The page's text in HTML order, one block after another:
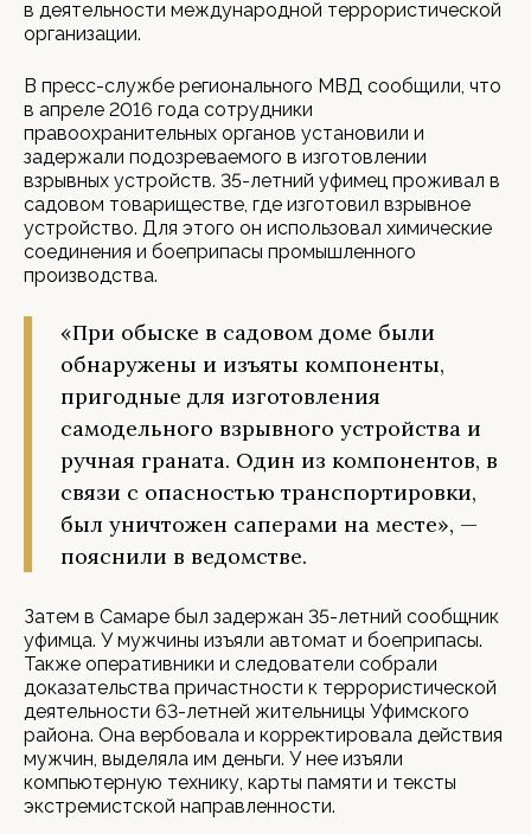
в деятельности международной террористической
организации.
В пресс-службе регионального МВД сообщили, что
в апреле 2016 года сотрудники
правоохранительных органов установили и
задержали подозреваемого в изготовлении
взрывных устройств. 35-летний уфимец проживал в
садовом товариществе, где изготовил взрывное
устройство. Для этого он использовал химические
соединения и боеприпасы промышленного
производства.
«При обыске в садовом доме были
обнаружены и изъяты компоненты,
пригодные для изготовления
самодельного взрывного устройства и
ручная граната. Один из компонентов, в
связи с опасностью транспортировки,
был уничтожен саперами на месте», —
пояснили в ведомстве.
Затем в Самаре был задержан 35-летний сообщник
уфимца. У мужчины изъяли автомат и боеприпасы.
Также оперативники и следователи собрали
доказательства причастности к террористической
деятельности 63-летней жительницы Уфимского
района. Она вербовала и корректировала действия
мужчин, выделяла им деньги. У нее изъяли
компьютерную технику, карты памяти и тексты
экстремистской направленности.